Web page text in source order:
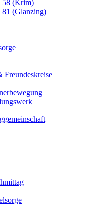
58 (Krim)
81 (Glanzing)
Freundeskreise